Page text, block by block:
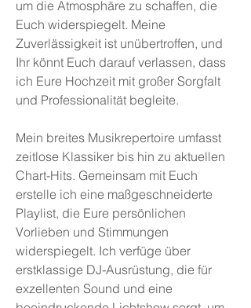
um die Atmosphäre zu schaffen, die
Euch widerspiegelt. Meine
Zuverlässigkeit ist unübertroffen, und
Ihr könnt Euch darauf verlassen, dass
ich Eure Hochzeit mit großer Sorgfalt
und Professionalität begleite.
Mein breites Musikrepertoire umfasst
zeitlose Klassiker bis hin zu aktuellen
Chart-Hits. Gemeinsam mit Euch
erstelle ich eine maßgeschneiderte
Playlist, die Eure persönlichen
Vorlieben und Stimmungen
widerspiegelt. Ich verfüge über
erstklassige DJ-Ausrüstung, die für
exzellenten Sound und eine